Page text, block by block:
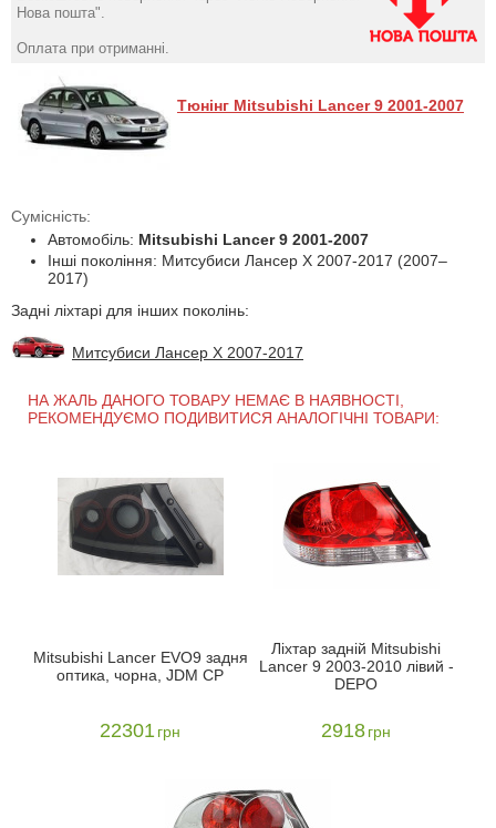
Нова пошта".
Оплата при отриманні.
Тюнінг Mitsubishi Lancer 9 2001-2007
Сумісність:
Автомобіль: Mitsubishi Lancer 9 2001-2007
Інші покоління: Митсубиси Лансер Х 2007-2017 (2007–
2017)
Задні ліхтарі для інших поколінь:
Митсубиси Лансер Х 2007-2017
НА ЖАЛЬ ДАНОГО ТОВАРУ НЕМАЄ В НАЯВНОСТІ,
РЕКОМЕНДУЄМО ПОДИВИТИСЯ АНАЛОГІЧНІ ТОВАРИ:
Mitsubishi Lancer EVO9 задня
оптика, чорна, JDM CP
22301грн
Ліхтар задній Mitsubishi
Lancer 9 2003-2010 лівий -
DEPO
2918грн